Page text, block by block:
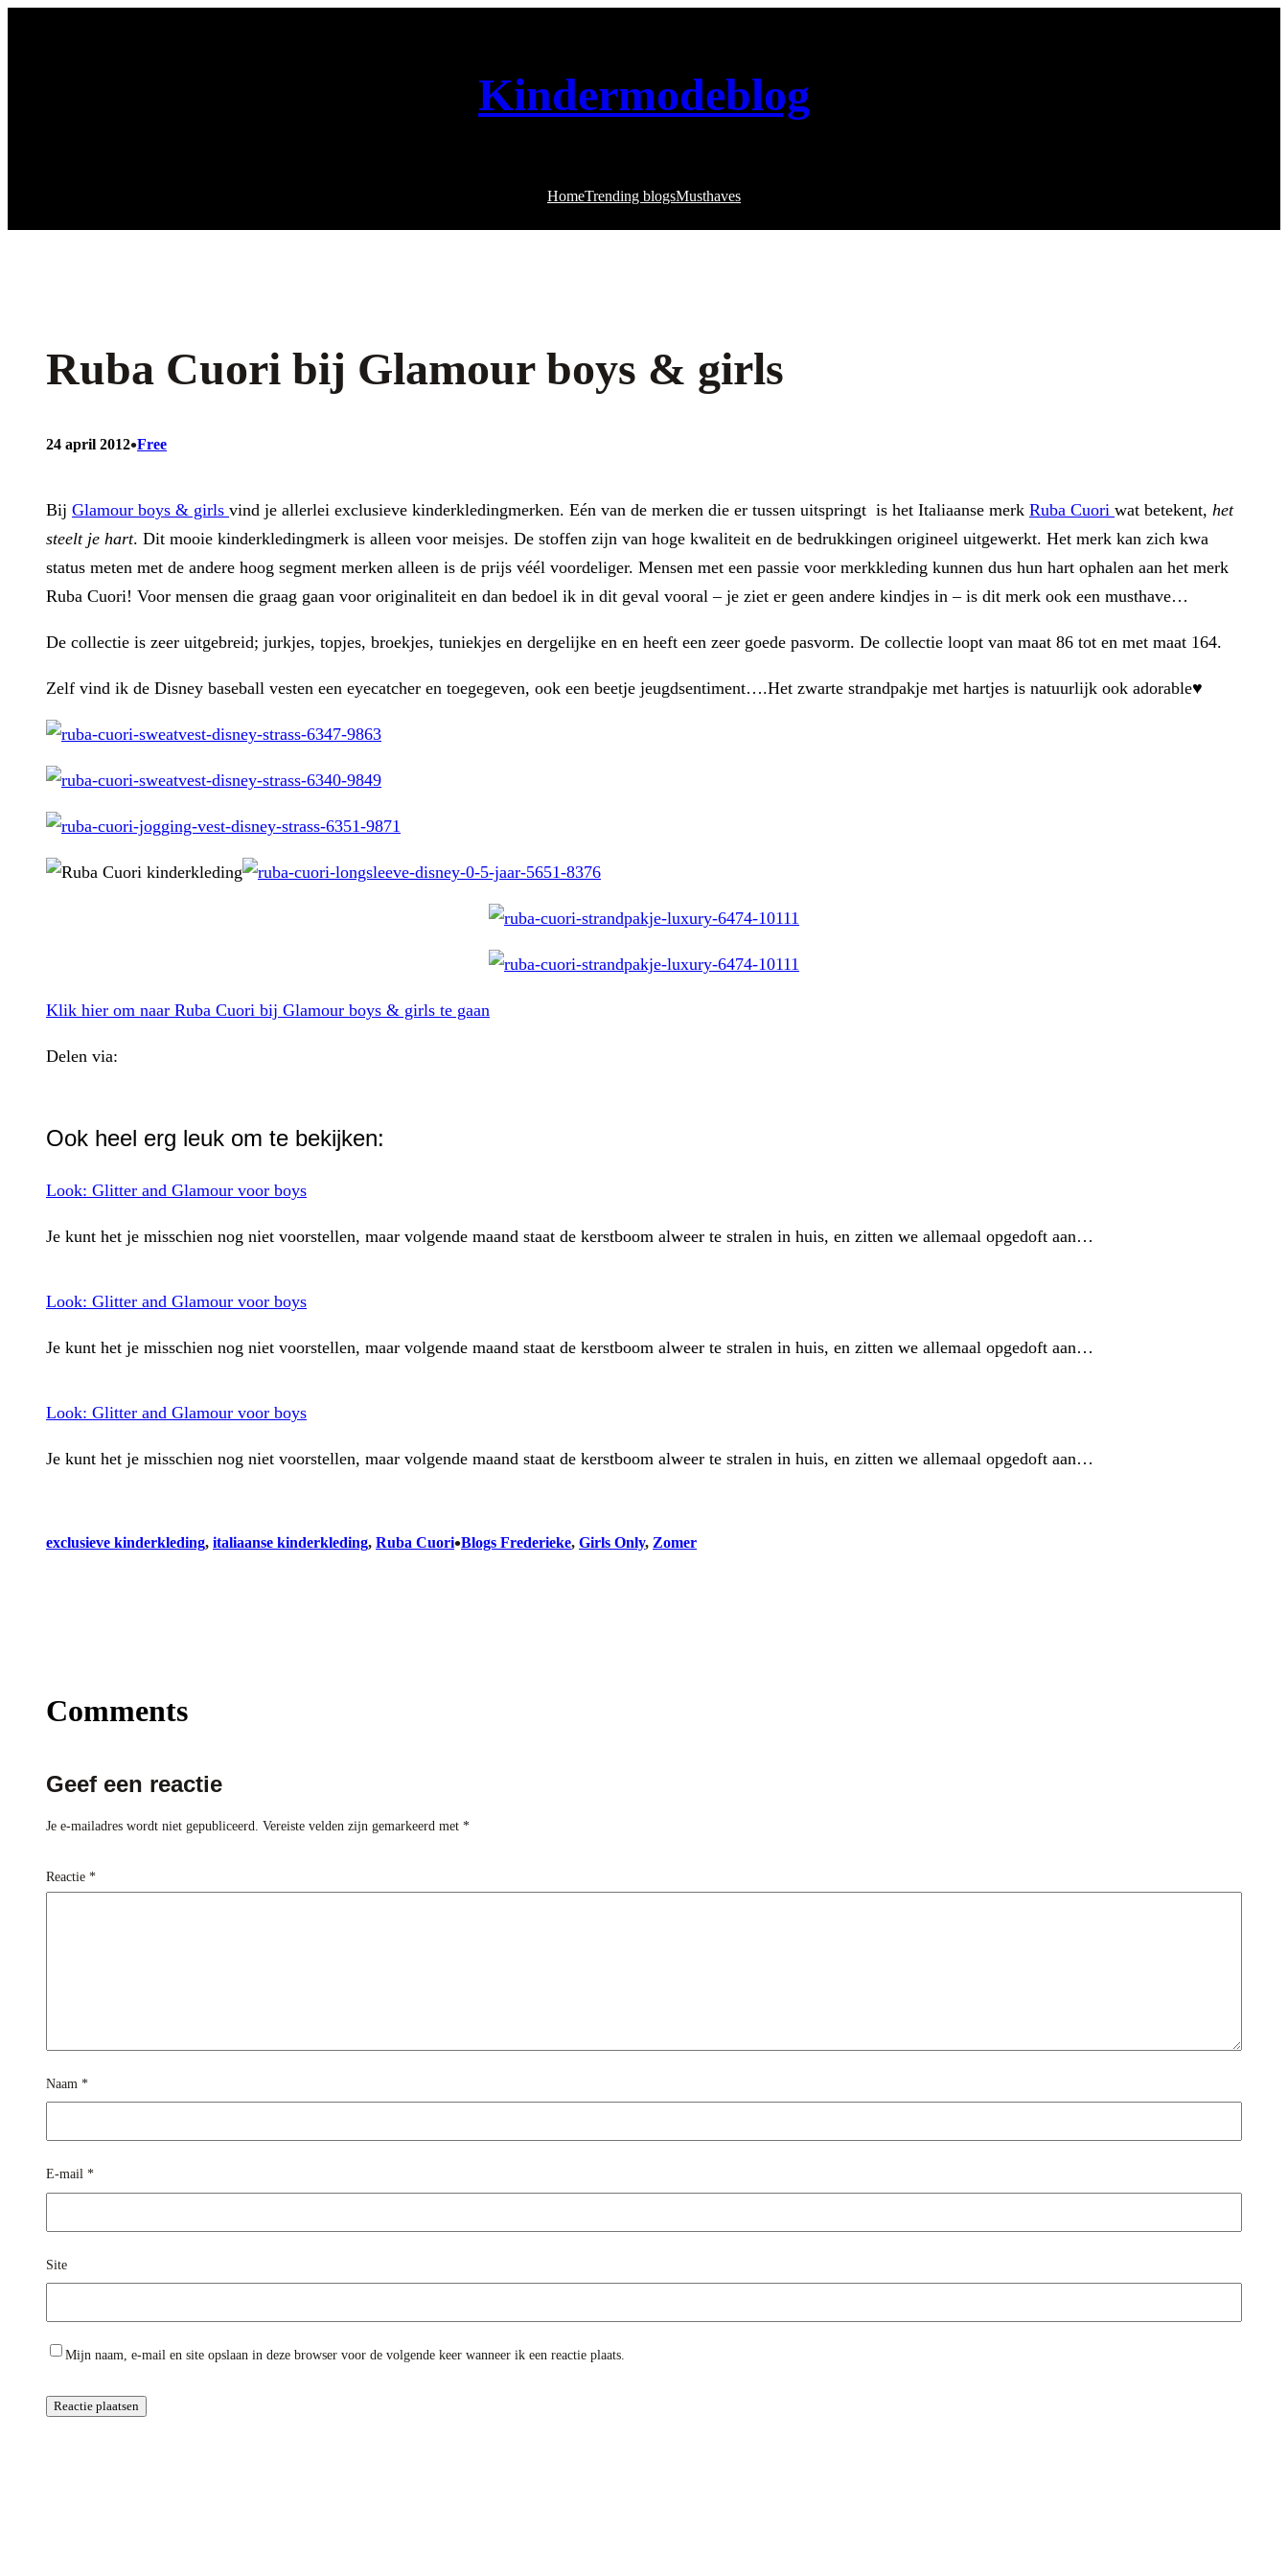
Kindermodeblog
HomeTrending blogsMusthaves
Ruba Cuori bij Glamour boys & girls
24 april 2012•Free
Bij Glamour boys & girls vind je allerlei exclusieve kinderkledingmerken. Eén van de merken die er tussen uitspringt is het Italiaanse merk Ruba Cuori wat betekent, het
steelt je hart. Dit mooie kinderkledingmerk is alleen voor meisjes. De stoffen zijn van hoge kwaliteit en de bedrukkingen origineel uitgewerkt. Het merk kan zich kwa
status meten met de andere hoog segment merken alleen is de prijs véél voordeliger. Mensen met een passie voor merkkleding kunnen dus hun hart ophalen aan het merk
Ruba Cuori! Voor mensen die graag gaan voor originaliteit en dan bedoel ik in dit geval vooral – je ziet er geen andere kindjes in – is dit merk ook een musthave…
De collectie is zeer uitgebreid; jurkjes, topjes, broekjes, tuniekjes en dergelijke en en heeft een zeer goede pasvorm. De collectie loopt van maat 86 tot en met maat 164.
Zelf vind ik de Disney baseball vesten een eyecatcher en toegegeven, ook een beetje jeugdsentiment….Het zwarte strandpakje met hartjes is natuurlijk ook adorable♥
Klik hier om naar Ruba Cuori bij Glamour boys & girls te gaan
Delen via:
Ook heel erg leuk om te bekijken:
Look: Glitter and Glamour voor boys
Je kunt het je misschien nog niet voorstellen, maar volgende maand staat de kerstboom alweer te stralen in huis, en zitten we allemaal opgedoft aan…
Look: Glitter and Glamour voor boys
Je kunt het je misschien nog niet voorstellen, maar volgende maand staat de kerstboom alweer te stralen in huis, en zitten we allemaal opgedoft aan…
Look: Glitter and Glamour voor boys
Je kunt het je misschien nog niet voorstellen, maar volgende maand staat de kerstboom alweer te stralen in huis, en zitten we allemaal opgedoft aan…
exclusieve kinderkleding, italiaanse kinderkleding, Ruba Cuori•Blogs Frederieke, Girls Only, Zomer
Comments
Geef een reactie
Je e-mailadres wordt niet gepubliceerd. Vereiste velden zijn gemarkeerd met *
Reactie *
Naam *
E-mail *
Site
Mijn naam, e-mail en site opslaan in deze browser voor de volgende keer wanneer ik een reactie plaats.